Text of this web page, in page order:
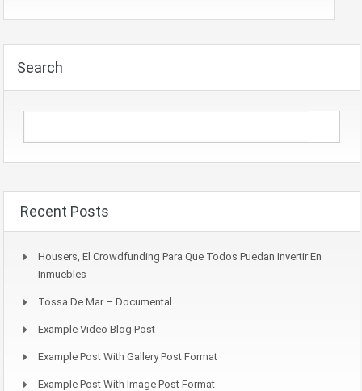
Search
Recent Posts
Housers, El Crowdfunding Para Que Todos Puedan Invertir En
Inmuebles
Tossa De Mar – Documental
Example Video Blog Post
Example Post With Gallery Post Format
Example Post With Image Post Format